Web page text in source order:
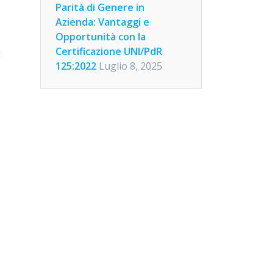
Parità di Genere in
Azienda: Vantaggi e
Opportunità con la
Certificazione UNI/PdR
125:2022 Luglio 8, 2025